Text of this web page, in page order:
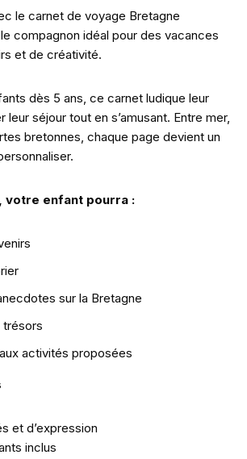
le carnet de voyage Bretagne
compagnon idéal pour des vacances
et de créativité.
dès 5 ans, ce carnet ludique leur
séjour tout en s’amusant. Entre mer,
bretonnes, chaque page devient un
votre enfant pourra :
sur la Bretagne
trésors
activités proposées
et d’expression
inclus